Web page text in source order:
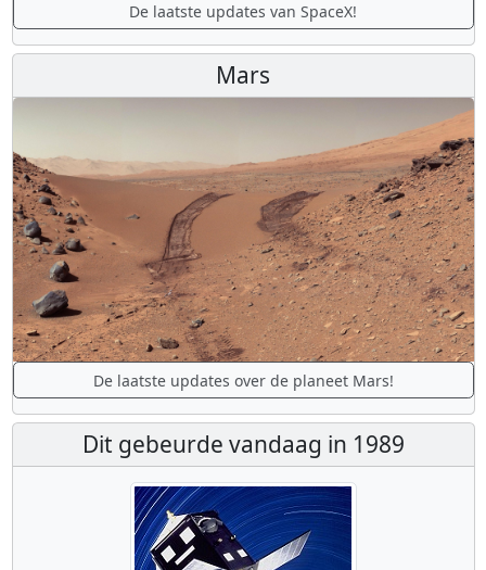
De laatste updates van SpaceX!
Mars
De laatste updates over de planeet Mars!
Dit gebeurde vandaag in 1989